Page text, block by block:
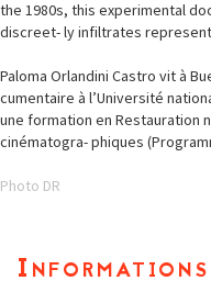
the 1980s, this experimental
discreet- ly infiltrates
Paloma Orlandini Castro vit à
cumentaire à l’Université
une formation en Restauration
cinématogra- phiques
Photo DR